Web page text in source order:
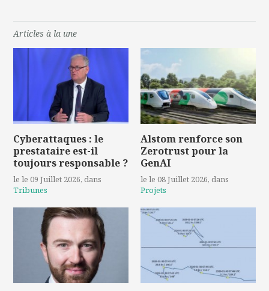
Articles à la une
Cyberattaques : le
prestataire est-il
toujours responsable ?
le le 09 Juillet 2026, dans
Tribunes
Alstom renforce son
Zerotrust pour la
GenAI
le le 08 Juillet 2026, dans
Projets